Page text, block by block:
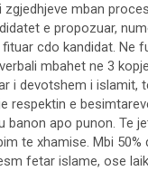
mban
e propozuar,
cdo kandidat. Ne
mbahet ne 3
i devotshem i islamit,
respektin e
banon apo punon. Te
te xhamise. Mbi 50%
fetar islame, ose